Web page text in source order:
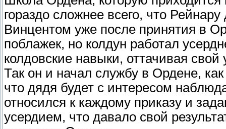
гораздо сложнее всего, что
Винцентом уже после принятия в
поблажек, но колдун работал
колдовские навыки, оттачивая
Так он и начал службу в Ордене,
что дядя будет с интересом
относился к каждому приказу и
усердием, что давало свой